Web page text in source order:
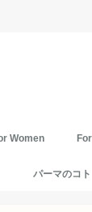
Women
パーマのコト